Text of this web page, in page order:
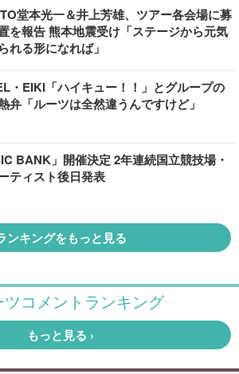
堂本光一＆井上芳雄、ツアー各会場に募
を報告 熊本地震受け「ステージから元気
れる形になれば」
・EIKI「ハイキュー！！」とグループの
弁「ルーツは全然違うんですけど」
BANK」開催決定 2年連続国立競技場・
ティスト後日発表
ンキングをもっと見る